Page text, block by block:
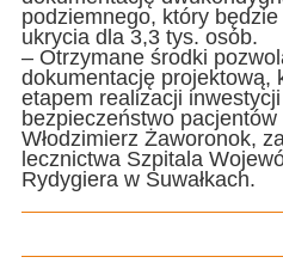
podziemnego, który będzie
ukrycia dla 3,3 tys. osób.
– Otrzymane środki
dokumentację projektową,
etapem realizacji
bezpieczeństwo
Włodzimierz Żaworonok,
lecznictwa Szpitala
Rydygiera w Suwałkach.